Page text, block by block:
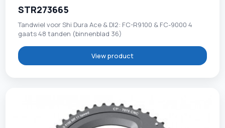
STR273665
Tandwiel voor Shi Dura Ace & DI2: FC-R9100 & FC-9000 4
gaats 48 tanden (binnenblad 36)
View product